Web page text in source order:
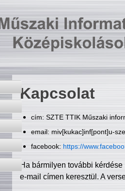
Kapcsolat
cím: SZTE TTIK Műszaki
email: miv[kukac]inf[pont]u-
facebook: https://
Ha bármilyen további
e-mail címen keresztül. A